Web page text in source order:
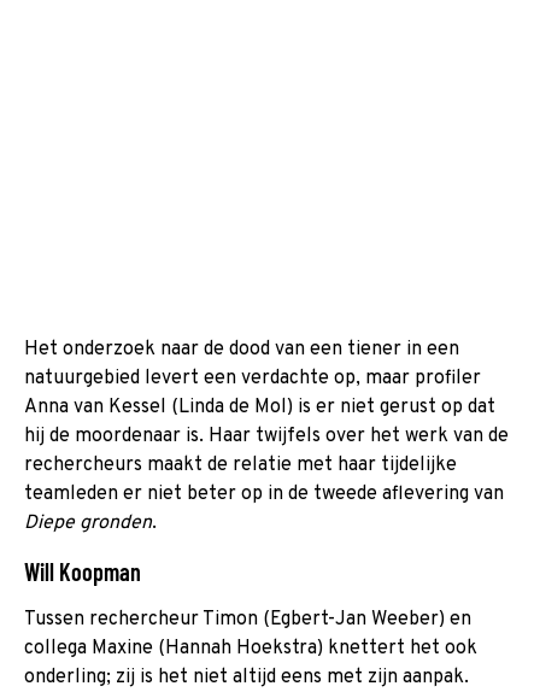
Het onderzoek naar de dood van een tiener in een
natuurgebied levert een verdachte op, maar profiler
Anna van Kessel (Linda de Mol) is er niet gerust op dat
hij de moordenaar is. Haar twijfels over het werk van de
rechercheurs maakt de relatie met haar tijdelijke
teamleden er niet beter op in de tweede aflevering van
Diepe gronden.
Will Koopman
Tussen rechercheur Timon (Egbert-Jan Weeber) en
collega Maxine (Hannah Hoekstra) knettert het ook
onderling; zij is het niet altijd eens met zijn aanpak.